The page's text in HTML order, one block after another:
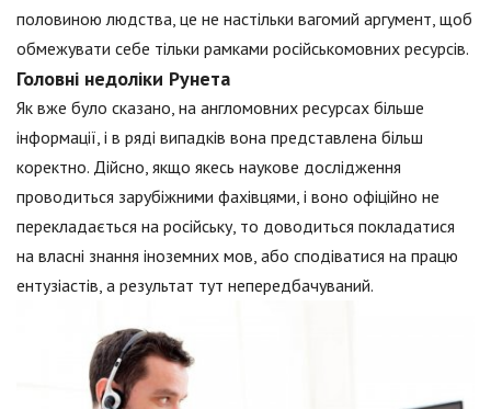
половиною людства, це не настільки вагомий аргумент, щоб
обмежувати себе тільки рамками російськомовних ресурсів.
Головні недоліки Рунета
Як вже було сказано, на англомовних ресурсах більше
інформації, і в ряді випадків вона представлена більш
коректно. Дійсно, якщо якесь наукове дослідження
проводиться зарубіжними фахівцями, і воно офіційно не
перекладається на російську, то доводиться покладатися
на власні знання іноземних мов, або сподіватися на працю
ентузіастів, а результат тут непередбачуваний.